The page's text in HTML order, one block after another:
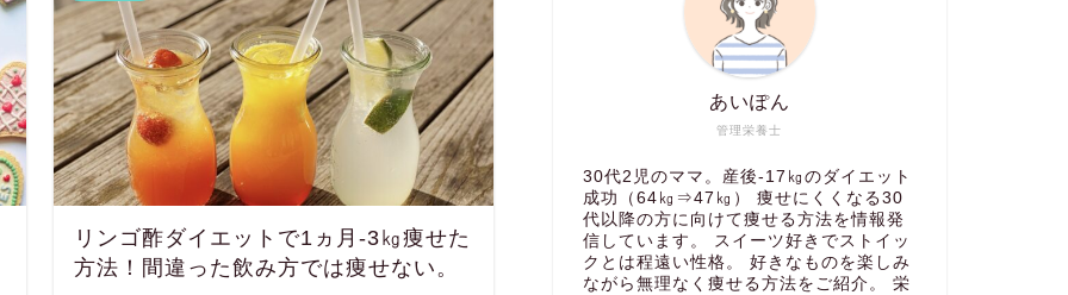
リンゴ酢ダイエットで1ヵ月-3㎏痩せた
方法！間違った飲み方では痩せない。
管理栄養士
あいぽん
30代2児のママ。産後-17㎏のダイエット
成功（64㎏⇒47㎏） 痩せにくくなる30
代以降の方に向けて痩せる方法を情報発
信しています。 スイーツ好きでストイッ
クとは程遠い性格。 好きなものを楽しみ
ながら無理なく痩せる方法をご紹介。 栄